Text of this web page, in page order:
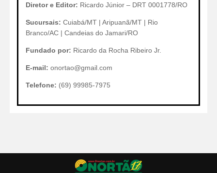
Diretor e Editor: Ricardo Júnior – DRT 0001778/RO
Sucursais: Cuiabá/MT | Aripuanã/MT | Rio
Branco/AC | Candeias do Jamari/RO
Fundado por: Ricardo da Rocha Ribeiro Jr.
E-mail: onortao@gmail.com
Telefone: (69) 99985-7975